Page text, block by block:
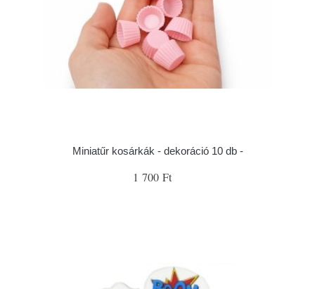
Miniatűr kosárkák - dekoráció 10 db -
1 700 Ft